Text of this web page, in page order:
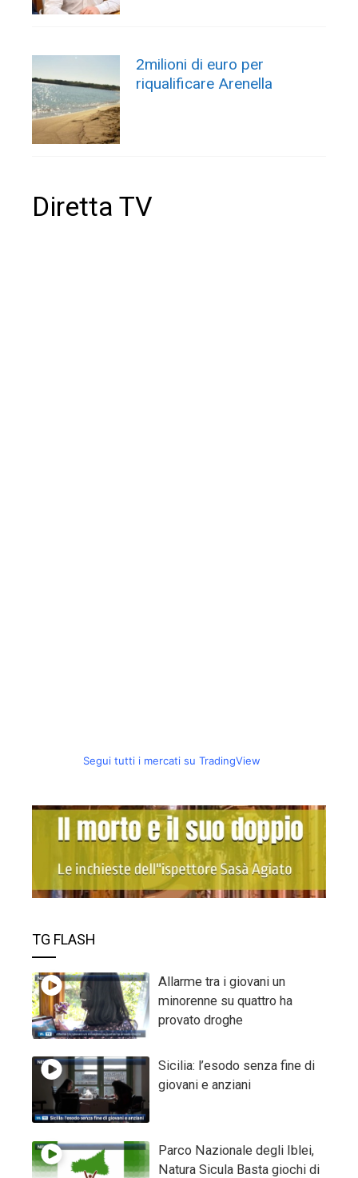
2milioni di euro per
riqualificare Arenella
Diretta TV
Segui tutti i mercati su TradingView
TG FLASH
Allarme tra i giovani un
minorenne su quattro ha
provato droghe
Sicilia: l’esodo senza fine di
giovani e anziani
Parco Nazionale degli Iblei,
Natura Sicula Basta giochi di